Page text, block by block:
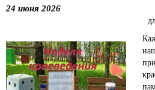
24 июня 2026